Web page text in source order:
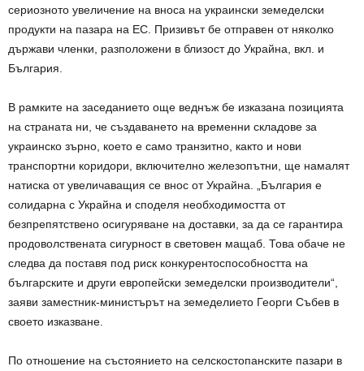
сериозното увеличение на вноса на украински земеделски
продукти на пазара на ЕС. Призивът бе отправен от няколко
държави членки, разположени в близост до Украйна, вкл. и
България.
В рамките на заседанието още веднъж бе изказана позицията
на страната ни, че създаването на временни складове за
украинско зърно, което е само транзитно, както и нови
транспортни коридори, включително железопътни, ще намалят
натиска от увеличаващия се внос от Украйна. „България е
солидарна с Украйна и споделя необходимостта от
безпрепятствено осигуряване на доставки, за да се гарантира
продоволствената сигурност в световен мащаб. Това обаче не
следва да поставя под риск конкурентоспособността на
българските и други европейски земеделски производители“,
заяви заместник-министърът на земеделието Георги Събев в
своето изказване.
По отношение на състоянието на селскостопанските пазари в